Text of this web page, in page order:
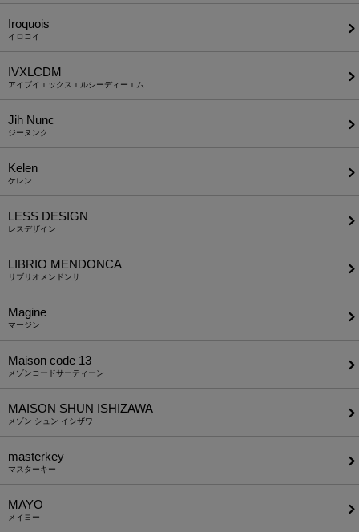
Iroquois
イロコイ
IVXLCDM
アイブイエックスエルシーディーエム
Jih Nunc
ジーヌンク
Kelen
ケレン
LESS DESIGN
レスデザイン
LIBRIO MENDONCA
リブリオメンドンサ
Magine
マージン
Maison code 13
メゾンコードサーティーン
MAISON SHUN ISHIZAWA
メゾン シュン イシザワ
masterkey
マスターキー
MAYO
メイヨー